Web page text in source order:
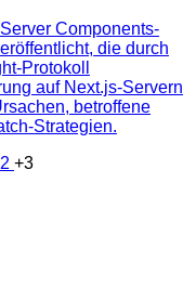
Components-
die durch
Protokoll
auf Next.js-Servern
betroffene
Strategien.
+3